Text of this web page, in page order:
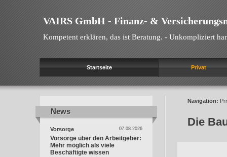
VAIRS GmbH - Finanz- &
Kompetent erklären, das ist Beratung. - Unkompliziert
Startseite Privat
News
News
07.08.2026
Vorsorge
Vorsorge über den Arbeitgeber:
Mehr möglich als viele
Beschäftigte wissen
Navigation:
Die